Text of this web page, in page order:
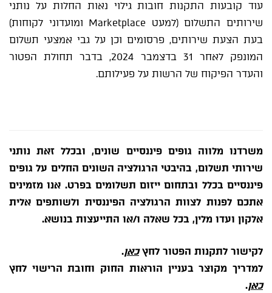
עוד קובעות התקנות חובות גילוי נאות החלות על נותני
שירותים התשלום (למעט Marketplace ומועדוני לקוחות)
בעת הצעת שירותים, פרסומים וכן על גבי אמצעי תשלום
המונפק לאחר 31 בדצמבר 2024, בדבר תחולת הפטור
והעדר הפיקוח של הרשות על פעילותם.
משרדנו מלווה גופים פיננסיים שונים, ובכלל זאת נותני
שירותי תשלום, בהיבטי הרגולציה השונים החלים על גופים
פיננסיים בכלל ובתחום ייזום תשלומים בפרט. אנו מזמינים
אתכם לפנות לצוות הרגולציה הפיננסית ולשותפים אלית
אלקון ועדו מלין, בכל שאלה ו/או התייעצות בנושא.
לקישור לתקנות הפטור לחץכאן.
למדריך מקוצר בעניין הוראות החוק וחובת הרישוי לחץ
כאן.